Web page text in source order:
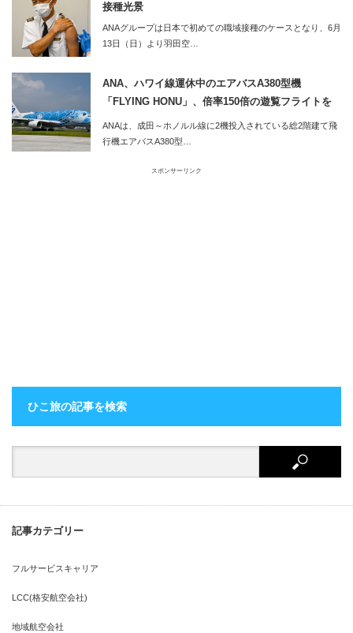
接種光景
ANAグループは日本で初めての職域接種のケースとなり、6月
13日（日）より羽田空…
ANA、ハワイ線運休中のエアバスA380型機
「FLYING HONU」、倍率150倍の遊覧フライトを
実施
ANAは、成田～ホノルル線に2機投入されている総2階建て飛
行機エアバスA380型…
スポンサーリンク
ひこ旅の記事を検索
記事カテゴリー
フルサービスキャリア
LCC(格安航空会社)
地域航空会社